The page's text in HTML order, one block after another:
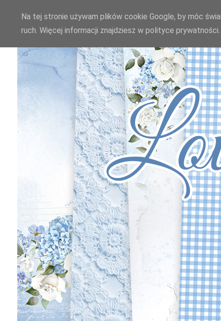
Na tej stronie używam plików cookie Google, by móc
ruch. Więcej informacji znajdziesz w polityce